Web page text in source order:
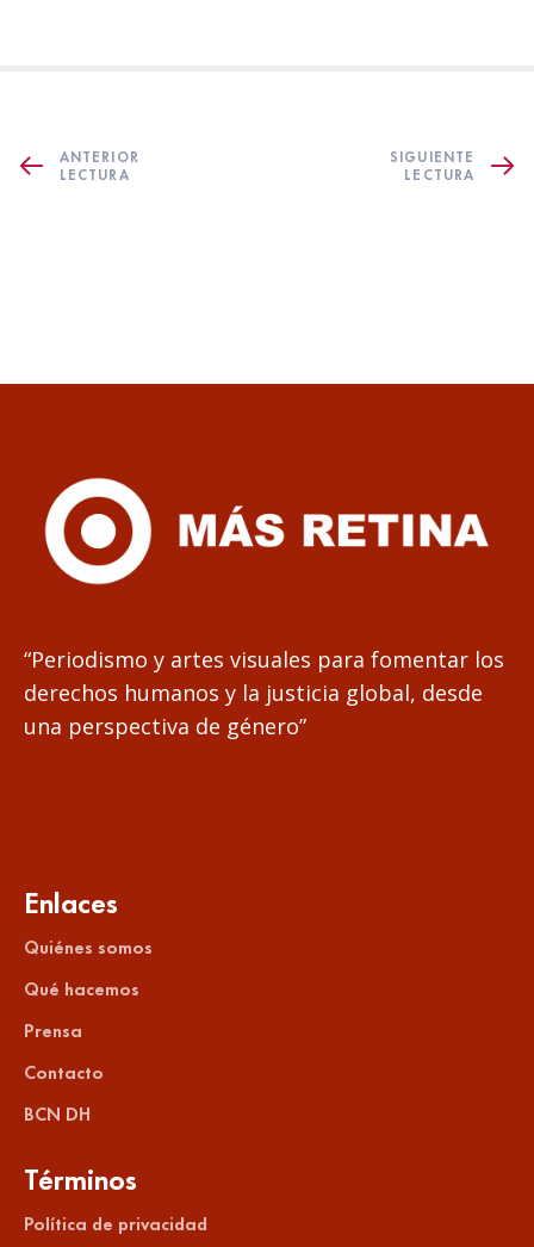
ANTERIOR
LECTURA
SIGUIENTE
LECTURA
“Periodismo y artes visuales para fomentar los
derechos humanos y la justicia global, desde
una perspectiva de género”
Enlaces
Quiénes somos
Qué hacemos
Prensa
Contacto
BCN DH
Términos
Política de privacidad